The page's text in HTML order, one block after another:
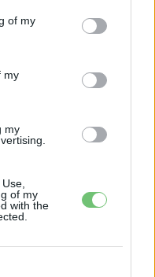
of my
my
my
of my
with the
a modern technológiát!
SZERZŐTŐL